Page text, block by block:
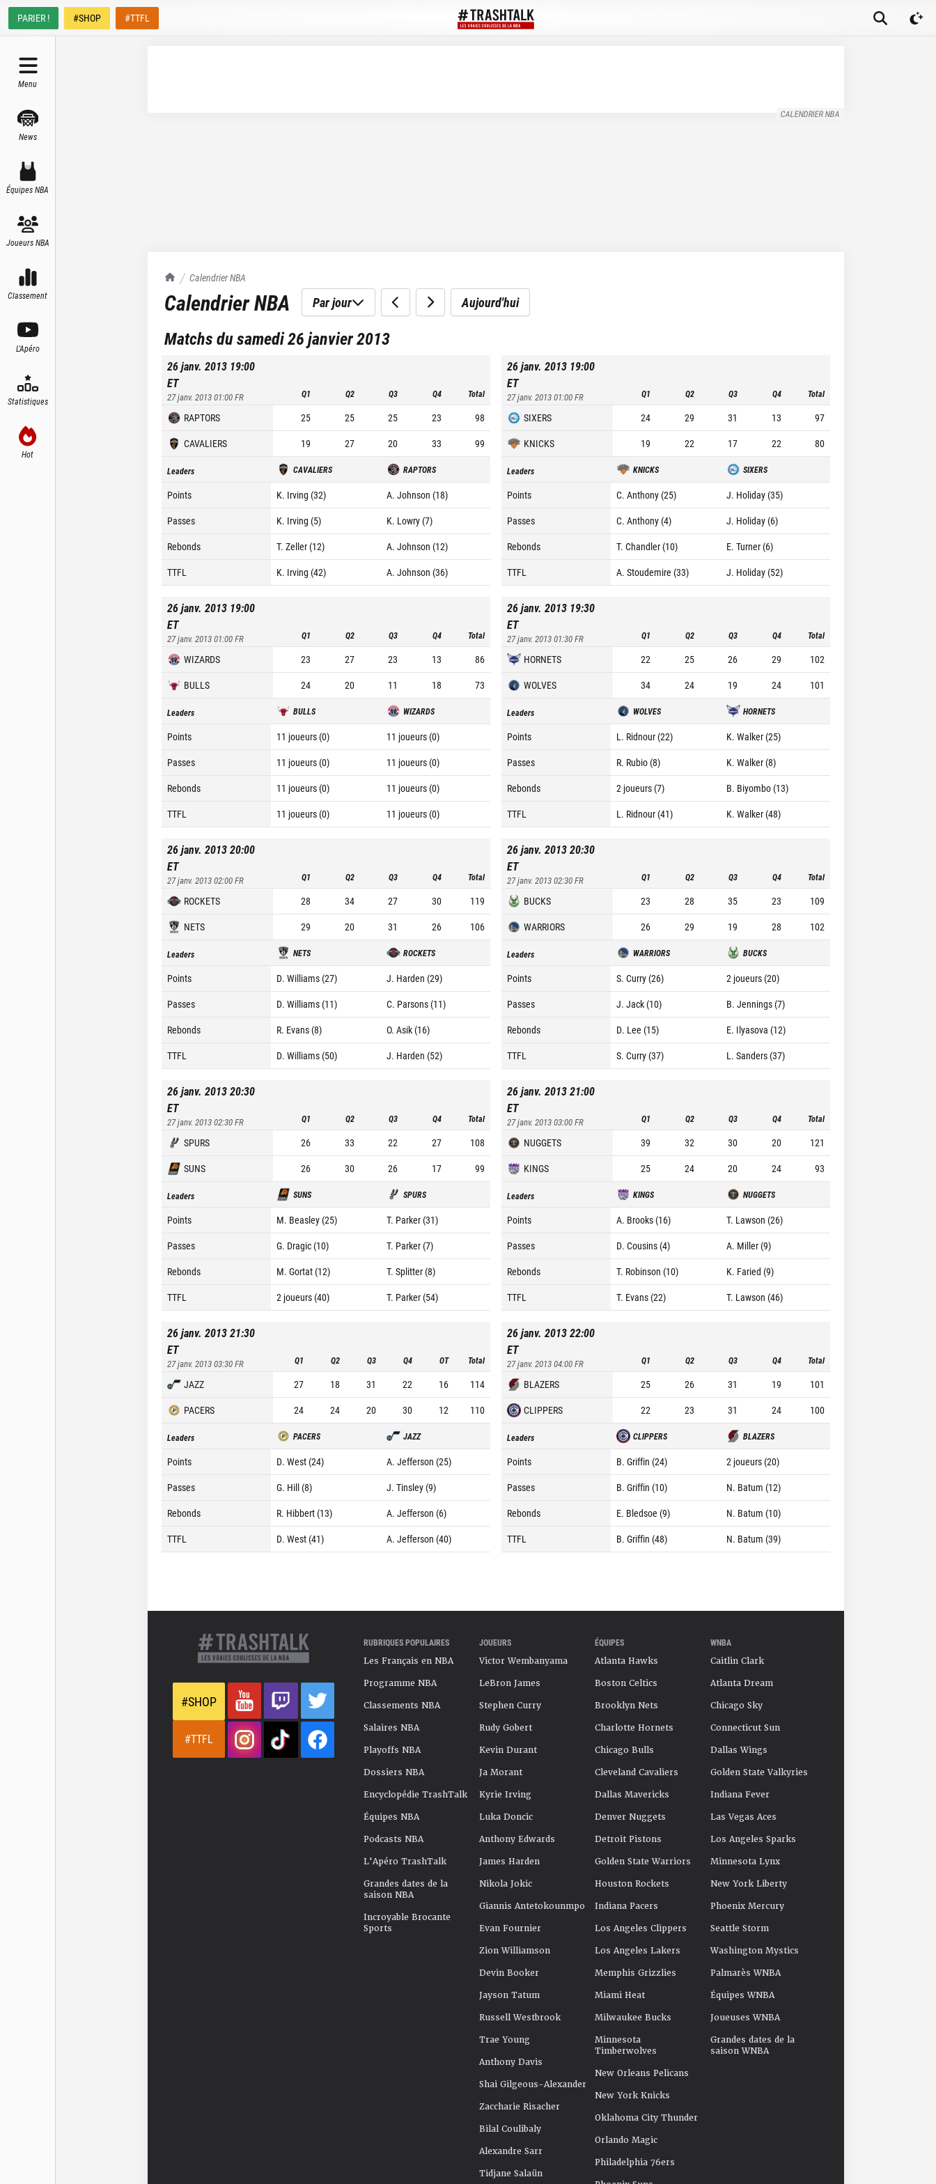
PARIER ! #SHOP #TTFL
Menu
News
Équipes NBA
Joueurs NBA
Classement
L'Apéro
Statistiques
Hot
CALENDRIER NBA
TrashTalk Actu NBA
Calendrier NBA
Calendrier NBA Par jour Aujourd'hui
Matchs du samedi 26 janvier 2013
26 janv. 2013 19:00
ET
27 janv. 2013 01:00FR Q1 Q2 Q3 Q4 Total
RAPTORS 25 25 25 23
98
CAVALIERS
19 27 20 33 99
Leaders CAVALIERS RAPTORS
Points K. Irving (32)
A. Johnson (18)
Passes
K. Irving (5)
K. Lowry (7)
Rebonds
T. Zeller (12)
A. Johnson (12)
TTFL
K. Irving (42) A. Johnson (36)
26 janv. 2013 19:00
ET
27 janv. 2013 01:00FR Q1 Q2 Q3 Q4 Total
SIXERS 24 29 31 13
97
KNICKS
19 22 17 22 80
Leaders KNICKS SIXERS
Points C. Anthony (25)
J. Holiday (35)
Passes
C. Anthony (4)
J. Holiday (6)
Rebonds
T. Chandler (10)
E. Turner (6)
TTFL
A. Stoudemire (33) J. Holiday (52)
26 janv. 2013 19:00
ET
27 janv. 2013 01:00FR Q1 Q2 Q3 Q4 Total
WIZARDS 23 27 23 13
86
BULLS
24 20 11 18 73
Leaders BULLS WIZARDS
Points 11 joueurs (0)
11 joueurs (0)
Passes
11 joueurs (0)
11 joueurs (0)
Rebonds
11 joueurs (0)
11 joueurs (0)
TTFL
11 joueurs (0) 11 joueurs (0)
26 janv. 2013 19:30
ET
27 janv. 2013 01:30FR Q1 Q2 Q3 Q4 Total
HORNETS 22 25 26 29
102
WOLVES
34 24 19 24 101
Leaders WOLVES HORNETS
Points L. Ridnour (22)
K. Walker (25)
Passes
R. Rubio (8)
K. Walker (8)
Rebonds
2 joueurs (7)
B. Biyombo (13)
TTFL
L. Ridnour (41) K. Walker (48)
26 janv. 2013 20:00
ET
27 janv. 2013 02:00FR Q1 Q2 Q3 Q4 Total
ROCKETS 28 34 27 30
119
NETS
29 20 31 26 106
Leaders NETS ROCKETS
Points D. Williams (27)
J. Harden (29)
Passes
D. Williams (11)
C. Parsons (11)
Rebonds
R. Evans (8)
O. Asik (16)
TTFL
D. Williams (50) J. Harden (52)
26 janv. 2013 20:30
ET
27 janv. 2013 02:30FR Q1 Q2 Q3 Q4 Total
BUCKS 23 28 35 23
109
WARRIORS
26 29 19 28 102
Leaders WARRIORS BUCKS
Points S. Curry (26)
2 joueurs (20)
Passes
J. Jack (10)
B. Jennings (7)
Rebonds
D. Lee (15)
E. Ilyasova (12)
TTFL
S. Curry (37) L. Sanders (37)
26 janv. 2013 20:30
ET
27 janv. 2013 02:30FR Q1 Q2 Q3 Q4 Total
SPURS 26 33 22 27
108
SUNS
26 30 26 17 99
Leaders SUNS SPURS
Points M. Beasley (25)
T. Parker (31)
Passes
G. Dragic (10)
T. Parker (7)
Rebonds
M. Gortat (12)
T. Splitter (8)
TTFL
2 joueurs (40) T. Parker (54)
26 janv. 2013 21:00
ET
27 janv. 2013 03:00FR Q1 Q2 Q3 Q4 Total
NUGGETS 39 32 30 20
121
KINGS
25 24 20 24 93
Leaders KINGS NUGGETS
Points A. Brooks (16)
T. Lawson (26)
Passes
D. Cousins (4)
A. Miller (9)
Rebonds
T. Robinson (10)
K. Faried (9)
TTFL
T. Evans (22) T. Lawson (46)
26 janv. 2013 21:30
ET
27 janv. 2013 03:30FR Q1 Q2 Q3 Q4 OT Total
JAZZ 27 18 31 22 16
114
PACERS
24 24 20 30 12 110
Leaders PACERS JAZZ
Points D. West (24)
A. Jefferson (25)
Passes
G. Hill (8)
J. Tinsley (9)
Rebonds
R. Hibbert (13)
A. Jefferson (6)
TTFL
D. West (41) A. Jefferson (40)
26 janv. 2013 22:00
ET
27 janv. 2013 04:00FR Q1 Q2 Q3 Q4 Total
BLAZERS 25 26 31 19
101
CLIPPERS
22 23 31 24 100
Leaders CLIPPERS BLAZERS
Points B. Griffin (24)
2 joueurs (20)
Passes
B. Griffin (10)
N. Batum (12)
Rebonds
E. Bledsoe (9)
N. Batum (10)
TTFL
B. Griffin (48) N. Batum (39)
#SHOP
#TTFL
RUBRIQUES POPULAIRES
Les Français en NBA
Programme NBA
Classements NBA
Salaires NBA
Playoffs NBA
Dossiers NBA
Encyclopédie TrashTalk
Équipes NBA
Podcasts NBA
L'Apéro TrashTalk
Grandes dates de la
saison NBA
Incroyable Brocante
Sports
JOUEURS
Victor Wembanyama
LeBron James
Stephen Curry
Rudy Gobert
Kevin Durant
Ja Morant
Kyrie Irving
Luka Doncic
Anthony Edwards
James Harden
Nikola Jokic
Giannis Antetokounmpo
Evan Fournier
Zion Williamson
Devin Booker
Jayson Tatum
Russell Westbrook
Trae Young
Anthony Davis
Shai Gilgeous-Alexander
Zaccharie Risacher
Bilal Coulibaly
Alexandre Sarr
Tidjane Salaün
ÉQUIPES
Atlanta Hawks
Boston Celtics
Brooklyn Nets
Charlotte Hornets
Chicago Bulls
Cleveland Cavaliers
Dallas Mavericks
Denver Nuggets
Detroit Pistons
Golden State Warriors
Houston Rockets
Indiana Pacers
Los Angeles Clippers
Los Angeles Lakers
Memphis Grizzlies
Miami Heat
Milwaukee Bucks
Minnesota
Timberwolves
New Orleans Pelicans
New York Knicks
Oklahoma City Thunder
Orlando Magic
Philadelphia 76ers
WNBA
Caitlin Clark
Atlanta Dream
Chicago Sky
Connecticut Sun
Dallas Wings
Golden State Valkyries
Indiana Fever
Las Vegas Aces
Los Angeles Sparks
Minnesota Lynx
New York Liberty
Phoenix Mercury
Seattle Storm
Washington Mystics
Palmarès WNBA
Équipes WNBA
Joueuses WNBA
Grandes dates de la
saison WNBA